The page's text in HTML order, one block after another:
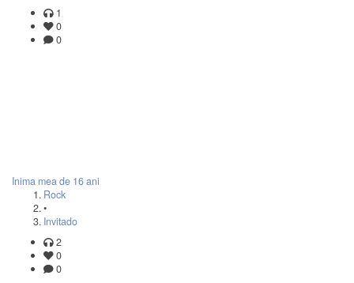
1
0
0
Inima mea de 16 ani
Rock
•
Invitado
2
0
0